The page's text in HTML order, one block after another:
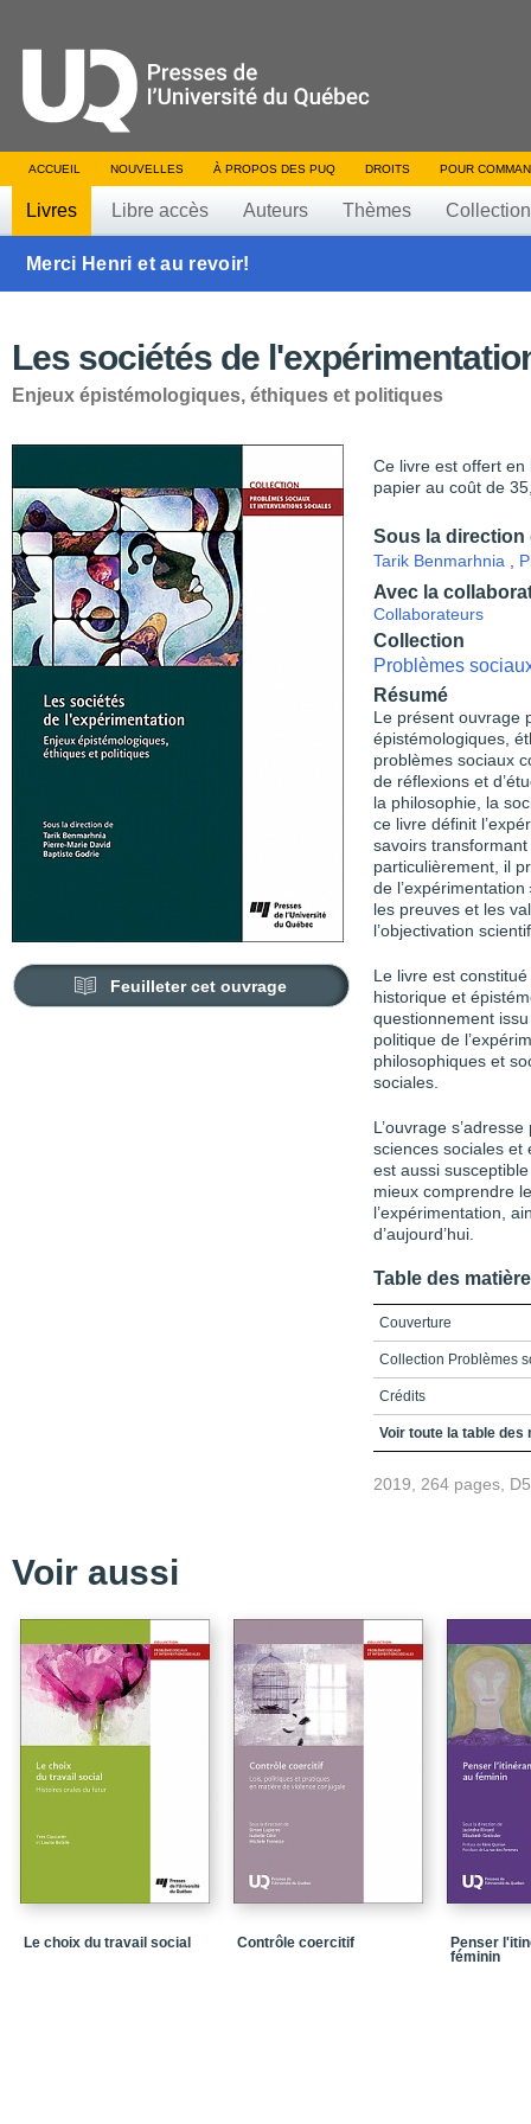
ACCUEIL NOUVELLES À PROPOS DES PUQ DROITS POUR
Livres Libre accès Auteurs Thèmes
Merci Henri et au revoir!
Les sociétés de
Enjeux épistémologiques, éthiques et politiques
Feuilleter cet ouvrage
Ce livre est offert en
papier au coût de
Sous la direction
Tarik Benmarhnia
Avec la
Collaborateurs
Collection
Problèmes
Résumé
Le présent ouvrage
épistémologiques,
problèmes sociaux
de réflexions et
la philosophie, la
ce livre définit
savoirs
particulièrement, il
de
les preuves et les
l’objectivation
Le livre est
historique et
questionnement
politique de
philosophiques et
sociales.
L’ouvrage
sciences sociales et
est aussi
mieux comprendre
l’expérimentation,
d’aujourd’hui.
Table des
Couverture
Collection Problèmes
Crédits
Remerciements
I.2.Problématiser «
I.3.La participation
I.4.L’analyse de
I.5.Plan de l’ouvrage
Bibliographie
Chapitre 1 | Aux
et francophone de la
Chapitre 2 | La
Voir toute la table des
2019, 264 pages,
Voir aussi
Le choix du travail social Contrôle coercitif
Penser
féminin